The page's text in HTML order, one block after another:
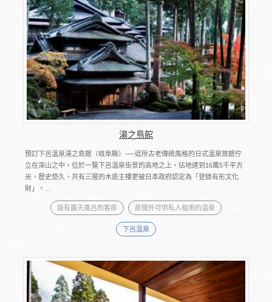
湯之島館
預訂下呂溫泉湯之島館（岐阜縣）──這所古老傳統風格的日式溫泉旅館佇
立在深山之中，位於一覽下呂溫泉街景的高地之上，佔地達到16萬5千平方
米，歷史悠久，共有三層的木造主樓更被日本政府認定為「登錄有形文化
財」。...
設有露天風呂的客房 房間外可供私人租用的溫泉
下呂溫泉